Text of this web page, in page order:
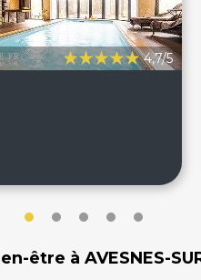
4,7/5
être à AVESNES-